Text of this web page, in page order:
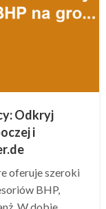
Odkryj
i
oferuje szeroki
BHP,